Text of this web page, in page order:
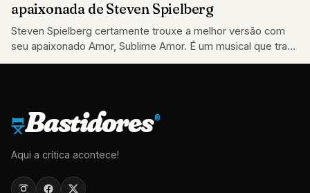
apaixonada de Steven Spielberg
Steven Spielberg certamente trouxe a melhor versão com
seu apaixonado Amor, Sublime Amor. É um musical que traz
seu cineasta
Bastidores®
Aqui a crítica acontece!